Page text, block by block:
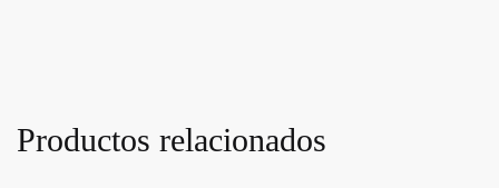
Productos relacionados